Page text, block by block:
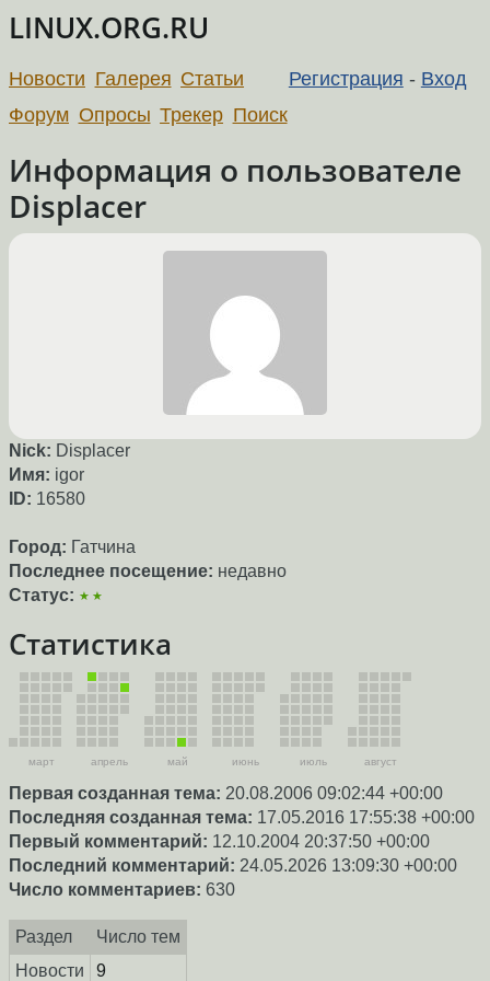
LINUX.ORG.RU
Регистрация - Вход
Новости Галерея Статьи
Форум Опросы Трекер Поиск
Информация о пользователе
Displacer
Nick: Displacer
Имя: igor
ID: 16580
Город: Гатчина
Последнее посещение: недавно
Статус: ★★
Статистика
март апрель май июнь июль август
Первая созданная тема: 20.08.2006 09:02:44 +00:00
Последняя созданная тема: 17.05.2016 17:55:38 +00:00
Первый комментарий: 12.10.2004 20:37:50 +00:00
Последний комментарий: 24.05.2026 13:09:30 +00:00
Число комментариев: 630
Раздел
Число тем
Новости
9